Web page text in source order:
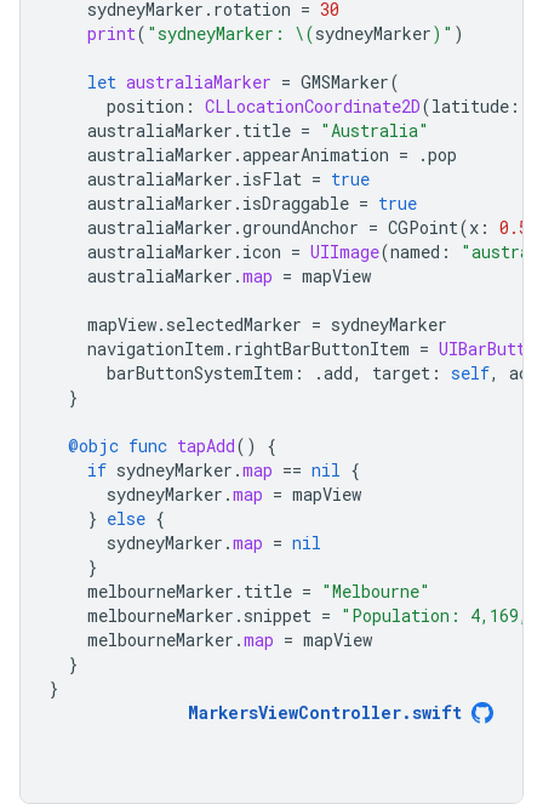
sydneyMarker . rotation = 30
print( "sydneyMarker: \(sydneyMarker) " )
let australiaMarker = GMSMarker(
position : CLLocationCoordinate2D(latitude :
australiaMarker . title = "Australia"
australiaMarker .appearAnimation = .pop
australiaMarker . isFlat = true
australiaMarker . isDraggable = true
australiaMarker .groundAnchor = CGPoint(x : 0.5
australiaMarker . icon = UIImage(named :
australiaMarker .map = mapView
mapView. selectedMarker = sydneyMarker
navigationItem . rightBarButtonItem =
barButtonSystemItem : .add, target : self,
}
@objc func tapAdd()
{
if sydneyMarker .map == nil {
sydneyMarker .map = mapView
} else {
sydneyMarker .map = nil
}
melbourneMarker . title = "Melbourne"
melbourneMarker . snippet = "Population:
melbourneMarker .map = mapView
}
}
MarkersViewController.swift